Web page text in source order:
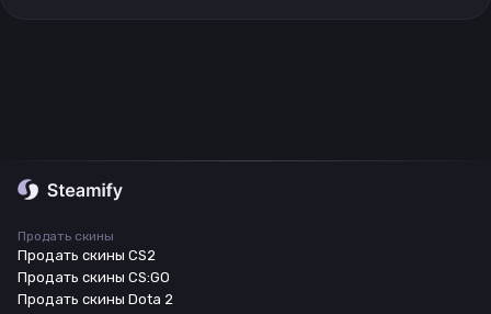
Продать скины
Продать скины CS2
Продать скины CS:GO
Продать скины Dota 2